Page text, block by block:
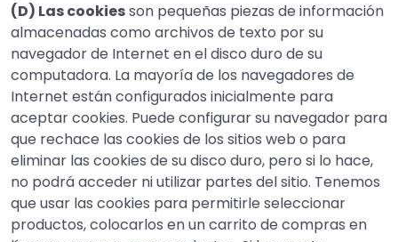
(D) Las cookiesson pequeñas piezas de información
almacenadas como archivos de texto por su
navegador de Internet en el disco duro de su
computadora. La mayoría de los navegadores de
Internet están configurados inicialmente para
aceptar cookies. Puede configurar su navegador para
que rechace las cookies de los sitios web o para
eliminar las cookies de su disco duro, pero si lo hace,
no podrá acceder ni utilizar partes del sitio. Tenemos
que usar las cookies para permitirle seleccionar
productos, colocarlos en un carrito de compras en